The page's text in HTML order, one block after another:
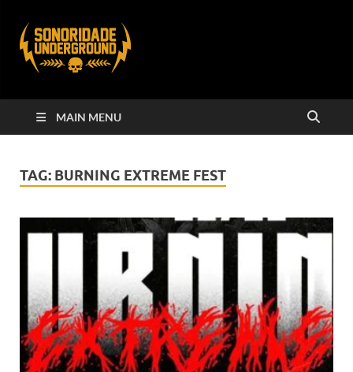
MAIN MENU
TAG: BURNING EXTREME FEST